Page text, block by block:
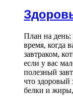
План на день:
время, когда
завтраком,
если у вас
полезный
что здоровый
белки и жиры,